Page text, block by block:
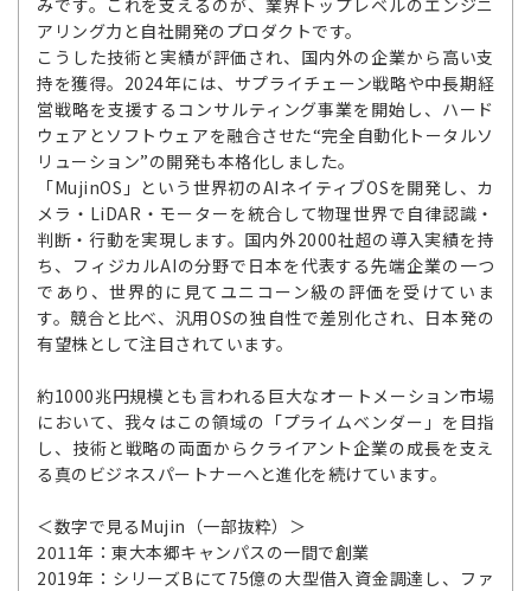
みです。これを支えるのが、業界トップレベルのエンジニ
アリング力と自社開発のプロダクトです。
こうした技術と実績が評価され、国内外の企業から高い支
持を獲得。2024年には、サプライチェーン戦略や中長期経
営戦略を支援するコンサルティング事業を開始し、ハード
ウェアとソフトウェアを融合させた“完全自動化トータルソ
リューション”の開発も本格化しました。
「MujinOS」という世界初のAIネイティブOSを開発し、カ
メラ・LiDAR・モーターを統合して物理世界で自律認識・
判断・行動を実現します。国内外2000社超の導入実績を持
ち、フィジカルAIの分野で日本を代表する先端企業の一つ
であり、世界的に見てユニコーン級の評価を受けていま
す。競合と比べ、汎用OSの独自性で差別化され、日本発の
有望株として注目されています。
約1000兆円規模とも言われる巨大なオートメーション市場
において、我々はこの領域の「プライムベンダー」を目指
し、技術と戦略の両面からクライアント企業の成長を支え
る真のビジネスパートナーへと進化を続けています。
＜数字で見るMujin（一部抜粋）＞
2011年：東大本郷キャンパスの一間で創業
2019年：シリーズBにて75億の大型借入資金調達し、ファ